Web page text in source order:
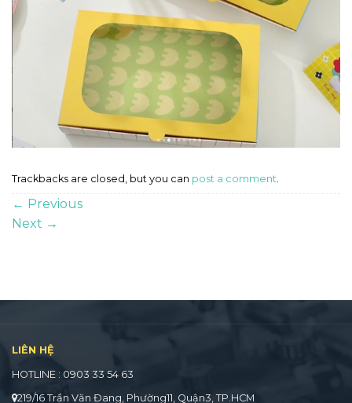
Trackbacks are closed, but you can post a comment.
← Previous
Next →
LIÊN HỆ
HOTLINE : 0903 33 54 63
219/16 Trần Văn Đang, Phường11, Quận3, TP.HCM